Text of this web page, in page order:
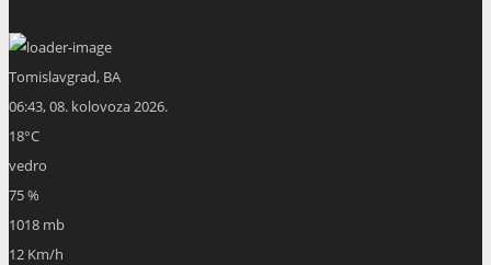
Tomislavgrad, BA
06:43,08. kolovoza 2026.
18°C
vedro
75 %
1018 mb
12 Km/h